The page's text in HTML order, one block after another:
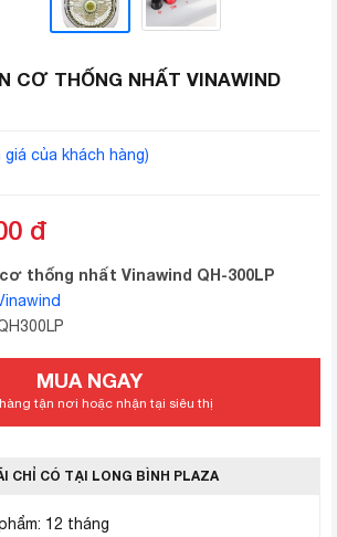
CƠ THỐNG NHẤT VINAWIND
giá của khách hàng)
đ
thống nhất Vinawind QH-300LP
MUA NGAY
tận nơi hoặc nhận tại siêu thị
CHỈ CÓ TẠI LONG BÌNH PLAZA
12 tháng